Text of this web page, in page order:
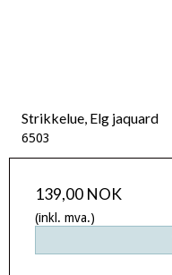
Strikkelue, Elg jaquard
6503
139,00 NOK
(inkl. mva.)